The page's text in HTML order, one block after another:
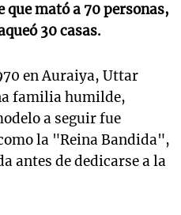
mató a 70 personas,
30 casas.
en Auraiya, Uttar
familia humilde,
a seguir fue
la "Reina Bandida",
antes de dedicarse a la